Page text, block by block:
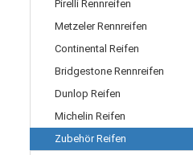
Pirelli Rennreifen
Metzeler Rennreifen
Continental Reifen
Bridgestone Rennreifen
Dunlop Reifen
Michelin Reifen
Zubehör Reifen